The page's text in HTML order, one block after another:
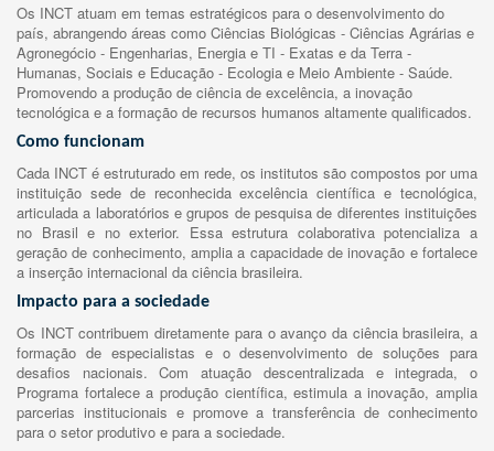
Os INCT atuam em temas estratégicos para o desenvolvimento do
país, abrangendo áreas como Ciências Biológicas - Ciências Agrárias e
Agronegócio - Engenharias, Energia e TI - Exatas e da Terra -
Humanas, Sociais e Educação - Ecologia e Meio Ambiente - Saúde.
Promovendo a produção de ciência de excelência, a inovação
tecnológica e a formação de recursos humanos altamente qualificados.
Como funcionam
Cada INCT é estruturado em rede, os institutos são compostos por uma
instituição sede de reconhecida excelência científica e tecnológica,
articulada a laboratórios e grupos de pesquisa de diferentes instituições
no Brasil e no exterior. Essa estrutura colaborativa potencializa a
geração de conhecimento, amplia a capacidade de inovação e fortalece
a inserção internacional da ciência brasileira.
Impacto para a sociedade
Os INCT contribuem diretamente para o avanço da ciência brasileira, a
formação de especialistas e o desenvolvimento de soluções para
desafios nacionais. Com atuação descentralizada e integrada, o
Programa fortalece a produção científica, estimula a inovação, amplia
parcerias institucionais e promove a transferência de conhecimento
para o setor produtivo e para a sociedade.